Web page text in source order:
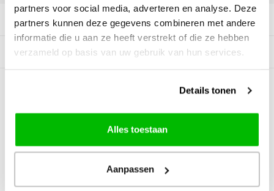
partners voor social media, adverteren en analyse. Deze
partners kunnen deze gegevens combineren met andere
informatie die u aan ze heeft verstrekt of die ze hebben
verzameld op basis van uw gebruik van hun services.
Details tonen
Alles toestaan
Aanpassen
Productomschrijving
Specificaties